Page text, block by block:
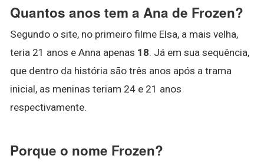
Quantos anos tem a Ana de Frozen?
Segundo o site, no primeiro filme Elsa, a mais velha,
teria 21 anos e Anna apenas 18. Já em sua sequência,
que dentro da história são três anos após a trama
inicial, as meninas teriam 24 e 21 anos
respectivamente.
Porque o nome Frozen?